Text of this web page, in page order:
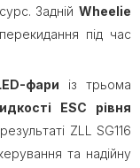
Задній Wheelie
під час
фари із трьома
ESC рівня
ZLL SG116
та надійну